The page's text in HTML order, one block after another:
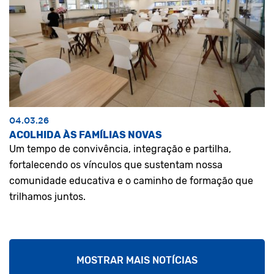
04.03.26
ACOLHIDA ÀS FAMÍLIAS NOVAS
Um tempo de convivência, integração e partilha,
fortalecendo os vínculos que sustentam nossa
comunidade educativa e o caminho de formação que
trilhamos juntos.
MOSTRAR MAIS NOTÍCIAS